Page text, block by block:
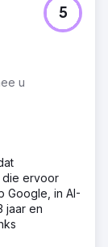
u
5
die ervoor
Google, in AI-
jaar en